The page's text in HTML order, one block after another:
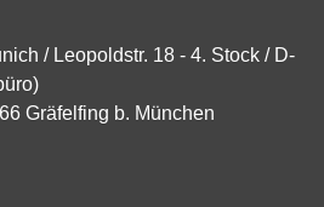
/ Leopoldstr. 18 - 4. Stock / D-
Gräfelfing b. München